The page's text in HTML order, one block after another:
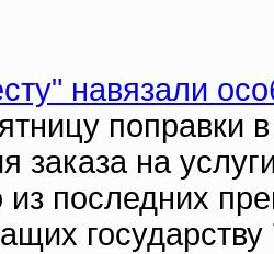
навязали
поправки
заказа на
последних